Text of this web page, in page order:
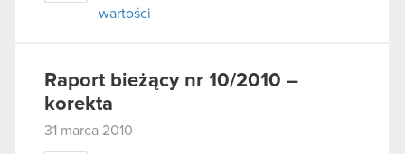
wartości
Raport bieżący nr 10/2010 –
korekta
31 marca 2010